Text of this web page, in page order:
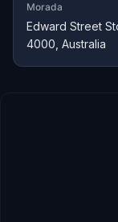
Morada
Edward Street
4000, Australia